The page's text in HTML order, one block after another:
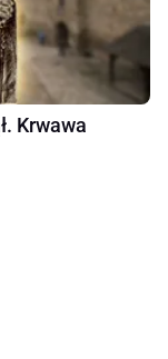
Krwawa